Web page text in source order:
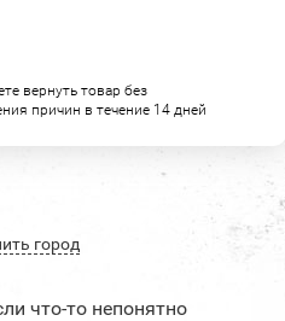
вернуть товар без
причин в течение 14 дней
город
что-то непонятно